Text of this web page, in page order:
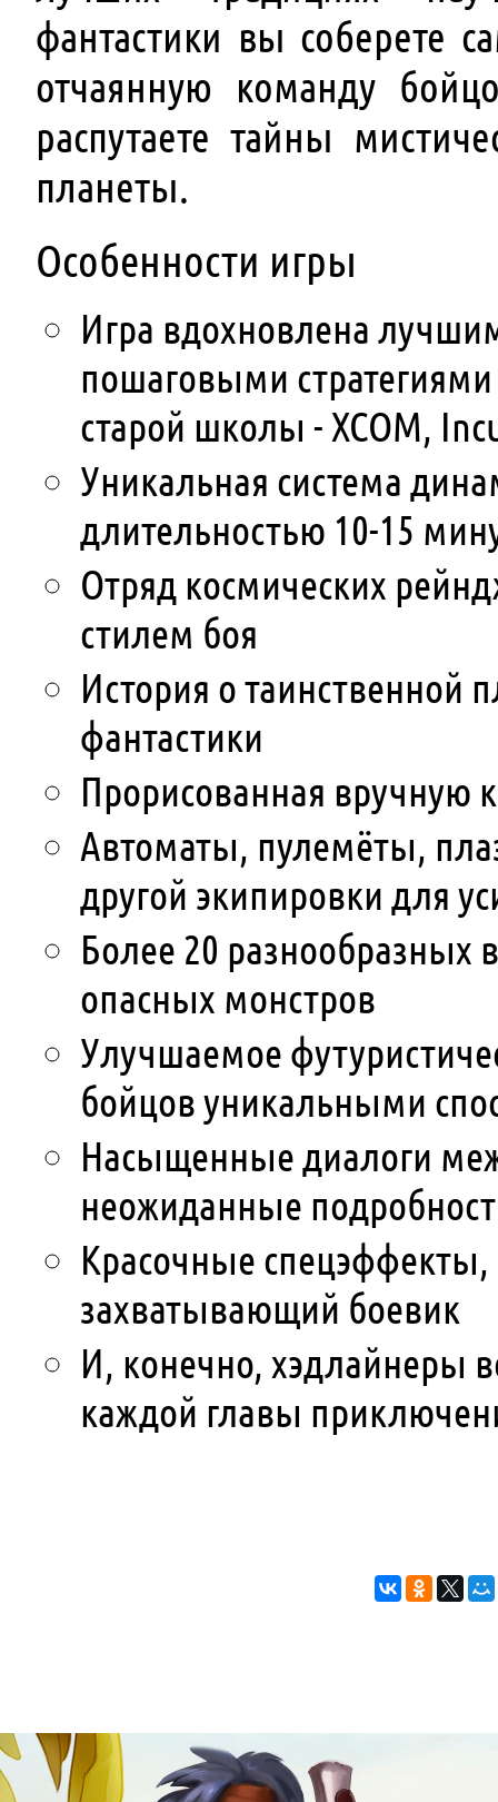
фантастики вы соберете
отчаянную команду
распутаете тайны
планеты.
Особенности игры
Игра вдохновлена
пошаговыми стратегиями
старой школы - XCOM,
Уникальная система
длительностью 10-15
Отряд космических
стилем боя
История о таинственной
фантастики
Прорисованная вручную
Автоматы, пулемёты,
другой экипировки для
Более 20 разнообразных
опасных монстров
Улучшаемое
бойцов уникальными
Насыщенные диалоги
неожиданные
Красочные
захватывающий боевик
И, конечно, хэдлайнеры
каждой главы